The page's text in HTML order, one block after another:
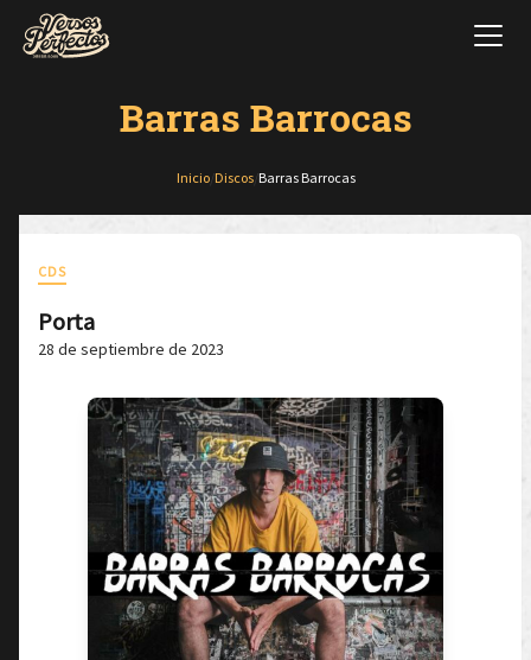
Barras Barrocas
Inicio/ Discos/ Barras Barrocas
CDS
Porta
28 de septiembre de 2023